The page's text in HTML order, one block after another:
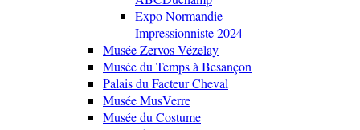
Expo Normandie
Impressionniste 2024
Musée Zervos Vézelay
Musée du Temps à Besançon
Palais du Facteur Cheval
Musée MusVerre
Musée du Costume